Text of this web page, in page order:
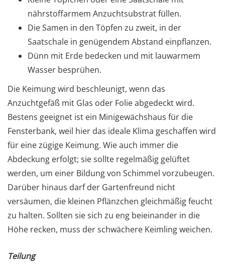
nährstoffarmem Anzuchtsubstrat füllen.
Die Samen in den Töpfen zu zweit, in der
Saatschale in genügendem Abstand einpflanzen.
Dünn mit Erde bedecken und mit lauwarmem
Wasser besprühen.
Die Keimung wird beschleunigt, wenn das
Anzuchtgefäß mit Glas oder Folie abgedeckt wird.
Bestens geeignet ist ein Minigewächshaus für die
Fensterbank, weil hier das ideale Klima geschaffen wird
für eine zügige Keimung. Wie auch immer die
Abdeckung erfolgt; sie sollte regelmäßig gelüftet
werden, um einer Bildung von Schimmel vorzubeugen.
Darüber hinaus darf der Gartenfreund nicht
versäumen, die kleinen Pflänzchen gleichmäßig feucht
zu halten. Sollten sie sich zu eng beieinander in die
Höhe recken, muss der schwächere Keimling weichen.
Teilung